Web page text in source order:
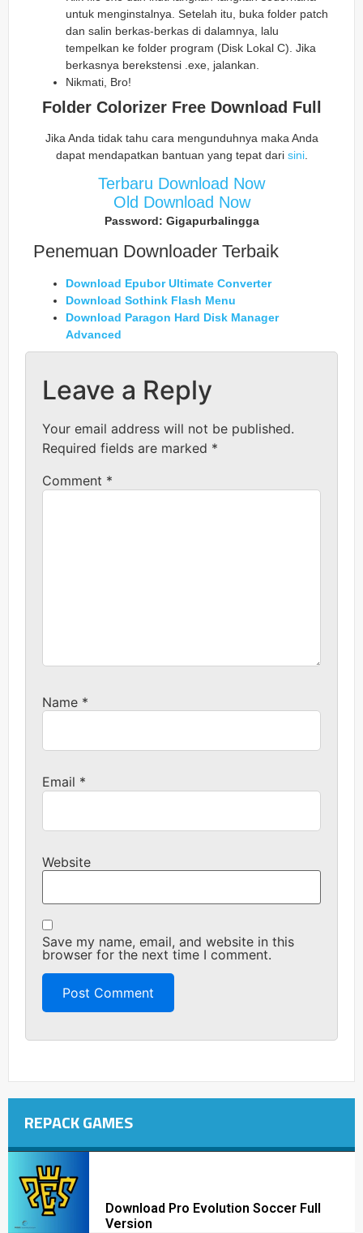
untuk menginstalnya. Setelah itu, buka folder patch
dan salin berkas-berkas di dalamnya, lalu
tempelkan ke folder program (Disk Lokal C). Jika
berkasnya berekstensi .exe, jalankan.
Nikmati, Bro!
Folder Colorizer Free Download Full
Jika Anda tidak tahu cara mengunduhnya maka Anda
dapat mendapatkan bantuan yang tepat dari sini.
Terbaru Download Now
Old Download Now
Password: Gigapurbalingga
Penemuan Downloader Terbaik
Download Epubor Ultimate Converter
Download Sothink Flash Menu
Download Paragon Hard Disk Manager
Advanced
Leave a Reply
Your email address will not be published.
Required fields are marked *
Comment *
Name *
Email *
Website
Save my name, email, and website in this
browser for the next time I comment.
REPACK GAMES
Download Pro Evolution Soccer Full
Version